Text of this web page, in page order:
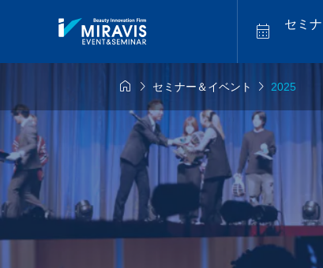

セミ
mon／トレ
ター最新海外
カットハイラ
イヤージュセ
福岡】
2026年9月18
2026.9.18 fri
セミナー【松

わせカット ア

  セミナー＆イベント  2025